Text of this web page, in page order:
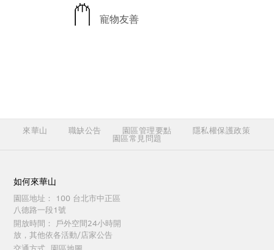
寵物友善
來華山 職缺公告 園區管理要點 隱私權保護政策
園區常見問題
如何來華山
園區地址：
100 台北市中正區
八德路一段1號
開放時間：
戶外空間24小時開
放，其他依各活動/店家公告